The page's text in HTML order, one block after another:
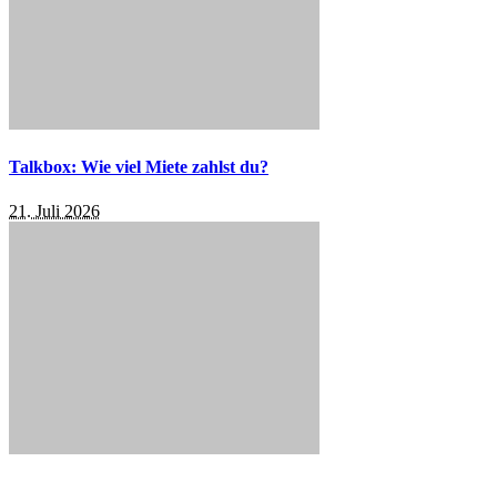
Talkbox: Wie viel Miete zahlst du?
21. Juli 2026